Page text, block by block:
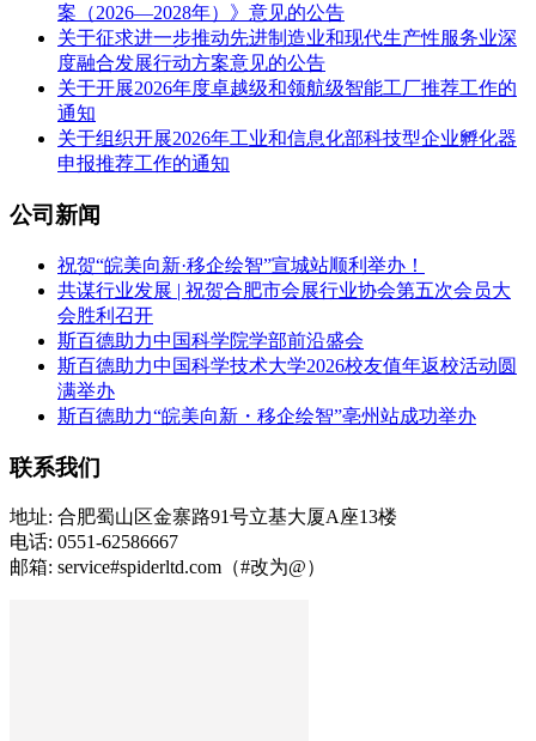
案（2026—2028年）》意见的公告
关于征求进一步推动先进制造业和现代生产性服务业深
度融合发展行动方案意见的公告
关于开展2026年度卓越级和领航级智能工厂推荐工作的
通知
关于组织开展2026年工业和信息化部科技型企业孵化器
申报推荐工作的通知
公司新闻
祝贺“皖美向新·移企绘智”宣城站顺利举办！
共谋行业发展 | 祝贺合肥市会展行业协会第五次会员大
会胜利召开
斯百德助力中国科学院学部前沿盛会
斯百德助力中国科学技术大学2026校友值年返校活动圆
满举办
斯百德助力“皖美向新・移企绘智”亳州站成功举办
联系我们
地址: 合肥蜀山区金寨路91号立基大厦A座13楼
电话: 0551-62586667
邮箱: service#spiderltd.com（#改为@）